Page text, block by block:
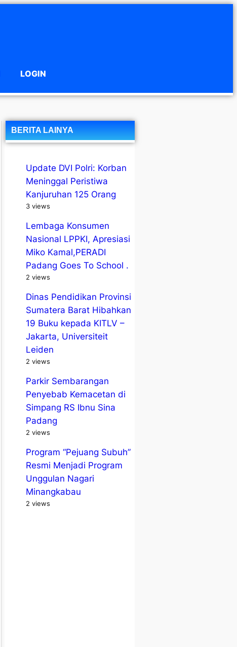
LOGIN
BERITA LAINYA
Update DVI Polri: Korban
Meninggal Peristiwa
Kanjuruhan 125 Orang
3 views
Lembaga Konsumen
Nasional LPPKI, Apresiasi
Miko Kamal,PERADI
Padang Goes To School .
2 views
Dinas Pendidikan Provinsi
Sumatera Barat Hibahkan
19 Buku kepada KITLV –
Jakarta, Universiteit
Leiden
2 views
Parkir Sembarangan
Penyebab Kemacetan di
Simpang RS Ibnu Sina
Padang
2 views
Program “Pejuang Subuh”
Resmi Menjadi Program
Unggulan Nagari
Minangkabau
2 views